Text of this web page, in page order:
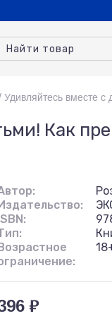
Удивляйтесь вместе с
Как
₽